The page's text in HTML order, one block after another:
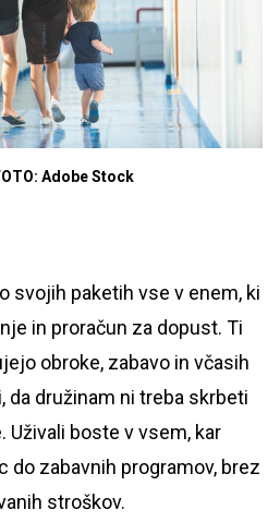
Adobe Stock
svojih paketih vse v enem, ki
in proračun za dopust. Ti
obroke, zabavo in včasih
da družinam ni treba skrbeti
Uživali boste v vsem, kar
do zabavnih programov, brez
stroškov.